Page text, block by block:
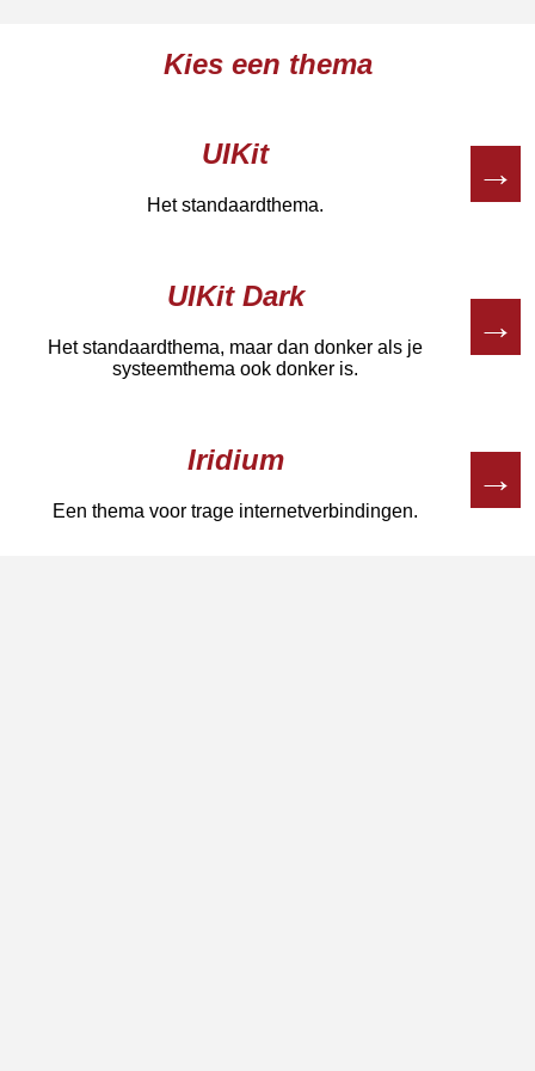
Kies een thema
UIKit
Het standaardthema.
→
UIKit Dark
Het standaardthema, maar dan donker als je
systeemthema ook donker is.
→
Iridium
Een thema voor trage internetverbindingen.
→